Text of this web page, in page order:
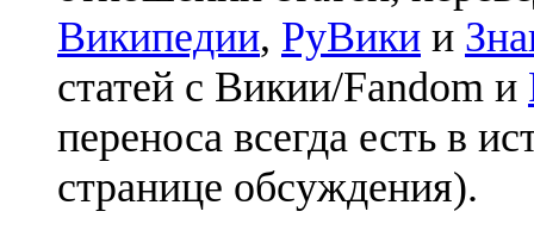
Википедии, РуВики и
статей с Викии/Fandom и
переноса всегда есть в
странице обсуждения).